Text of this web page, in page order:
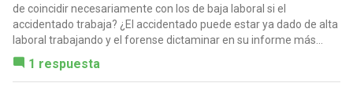
de coincidir necesariamente con los de baja laboral si el
accidentado trabaja? ¿El accidentado puede estar ya dado de alta
laboral trabajando y el forense dictaminar en su informe más...
1 respuesta